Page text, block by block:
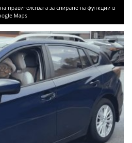
правителствата за спиране на функции в
Maps